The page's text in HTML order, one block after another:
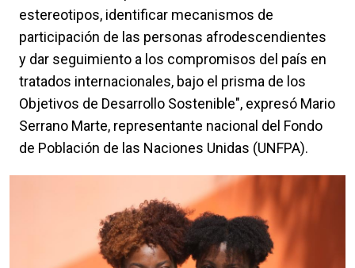
estereotipos, identificar mecanismos de
participación de las personas afrodescendientes
y dar seguimiento a los compromisos del país en
tratados internacionales, bajo el prisma de los
Objetivos de Desarrollo Sostenible", expresó Mario
Serrano Marte, representante nacional del Fondo
de Población de las Naciones Unidas (UNFPA).